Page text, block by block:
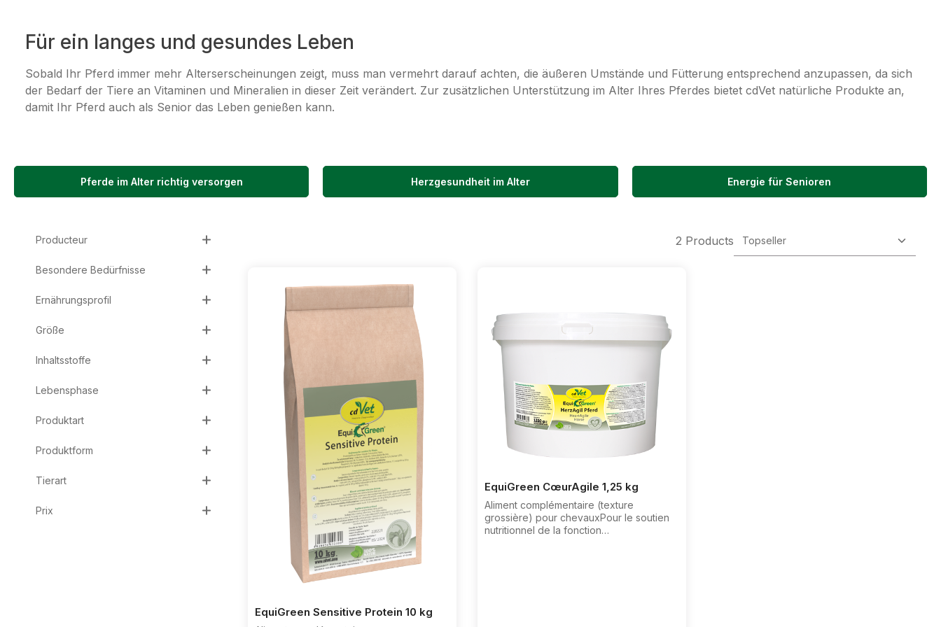
Für ein langes und gesundes Leben
Sobald Ihr Pferd immer mehr Alterserscheinungen zeigt, muss man vermehrt darauf achten, die äußeren Umstände und Fütterung entsprechend anzupassen, da sich
der Bedarf der Tiere an Vitaminen und Mineralien in dieser Zeit verändert. Zur zusätzlichen Unterstützung im Alter Ihres Pferdes bietet cdVet natürliche Produkte an,
damit Ihr Pferd auch als Senior das Leben genießen kann.
Pferde im Alter richtig versorgen Herzgesundheit im Alter Energie für Senioren
Producteur
Besondere Bedürfnisse
Ernährungsprofil
Größe
Inhaltsstoffe
Lebensphase
Produktart
Produktform
Tierart
Prix
2 Products
EquiGreen Sensitive Protein 10 kg
EquiGreen CœurAgile 1,25 kg
Aliment complémentaire (texture
grossière) pour chevauxPour le soutien
nutritionnel de la fonction